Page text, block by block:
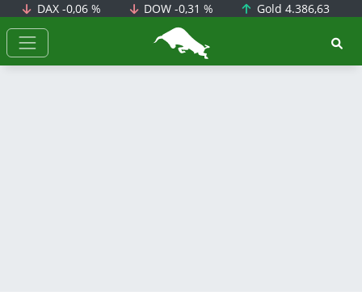
DAX -0,06 % DOW-0,31 % Gold 4.386,63
BörsenNEWS.de